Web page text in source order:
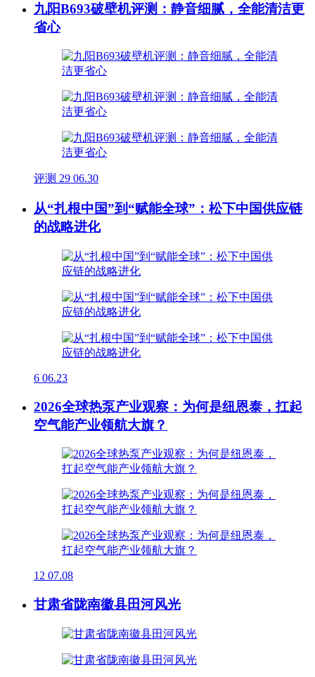
九阳B693破壁机评测：静音细腻，全能清洁更
省心
评测 29 06.30
从“扎根中国”到“赋能全球”：松下中国供应链
的战略进化
6 06.23
2026全球热泵产业观察：为何是纽恩泰，扛起
空气能产业领航大旗？
12 07.08
甘肃省陇南徽县田河风光